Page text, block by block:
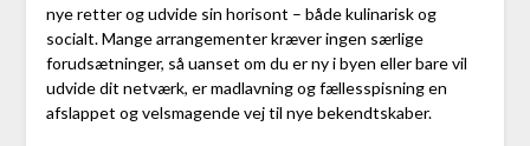
nye retter og udvide sin horisont – både kulinarisk og
socialt. Mange arrangementer kræver ingen særlige
forudsætninger, så uanset om du er ny i byen eller bare vil
udvide dit netværk, er madlavning og fællesspisning en
afslappet og velsmagende vej til nye bekendtskaber.